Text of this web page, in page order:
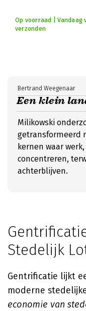
Op voorraad | Vandaag
verzonden
Een klein
Bertrand Weegenaar
Milikowski
getransformeerd
kernen waar
concentreren,
achterblijven.
Stedelijk
Gentrificatie lijkt
moderne
economie van